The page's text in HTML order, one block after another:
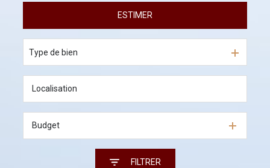
En saisonnier
ESTIMER
Type de bien
Budget
FILTRER